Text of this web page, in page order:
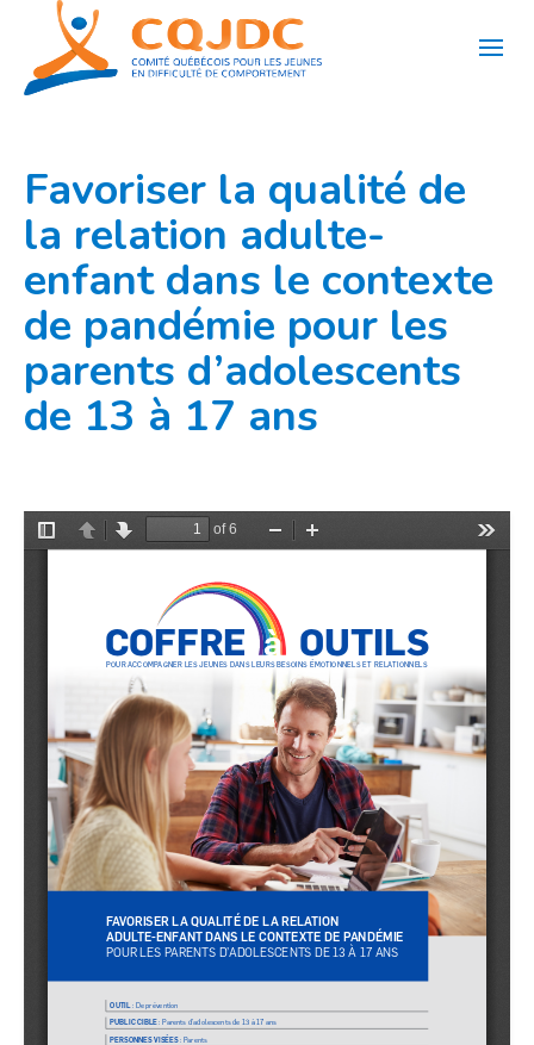
contenu
Favoriser la qualité de
la relation adulte-
enfant dans le contexte
de pandémie pour les
parents d’adolescents
de 13 à 17 ans